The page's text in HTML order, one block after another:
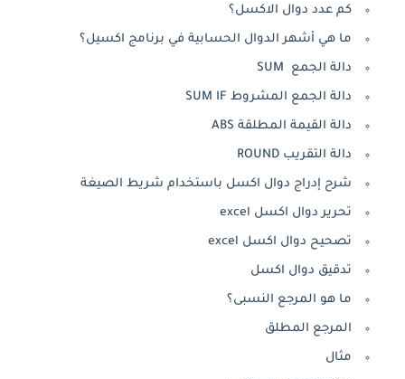
كم عدد دوال الاكسل؟
ما هي أشهر الدوال الحسابية في برنامج اكسيل؟
دالة الجمع SUM
دالة الجمع المشروط SUM IF
دالة القيمة المطلقة ABS
دالة التقريب ROUND
شرح إدراج دوال اكسل باستخدام شريط الصيغة
تحرير دوال اكسل excel
تصحيح دوال اكسل excel
تدقيق دوال اكسل
ما هو المرجع النسبى؟
المرجع المطلق
مثال